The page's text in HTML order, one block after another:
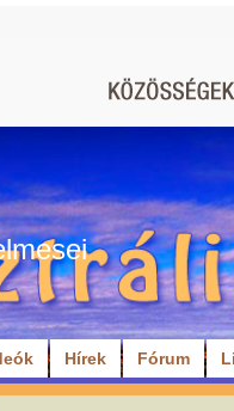
Hírek Fórum